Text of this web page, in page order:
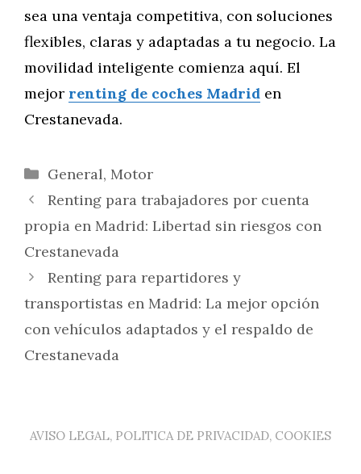
sea una ventaja competitiva, con soluciones
flexibles, claras y adaptadas a tu negocio. La
movilidad inteligente comienza aquí. El
mejor renting de coches Madrid en
Crestanevada.
Categorías
General, Motor
Renting para trabajadores por cuenta
propia en Madrid: Libertad sin riesgos con
Crestanevada
Renting para repartidores y
transportistas en Madrid: La mejor opción
con vehículos adaptados y el respaldo de
Crestanevada
AVISO LEGAL, POLITICA DE PRIVACIDAD, COOKIES